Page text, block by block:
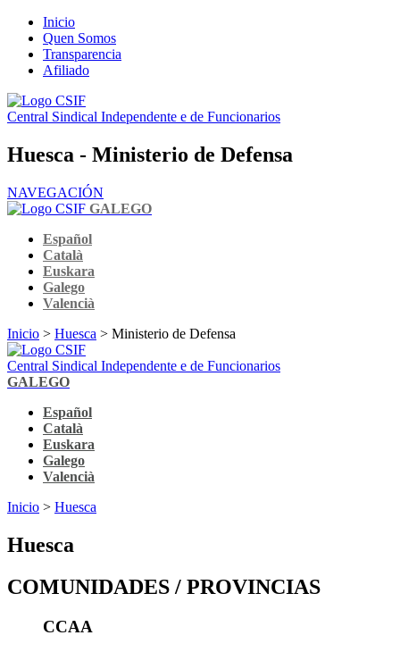
Inicio
Quen Somos
Transparencia
Afiliado
Central Sindical Independente e de Funcionarios
Huesca - Ministerio de Defensa
NAVEGACIÓN
GALEGO
Español
Català
Euskara
Galego
Valencià
Inicio > Huesca > Ministerio de Defensa
Central Sindical Independente e de Funcionarios
GALEGO
Español
Català
Euskara
Galego
Valencià
Inicio > Huesca
Huesca
COMUNIDADES / PROVINCIAS
CCAA